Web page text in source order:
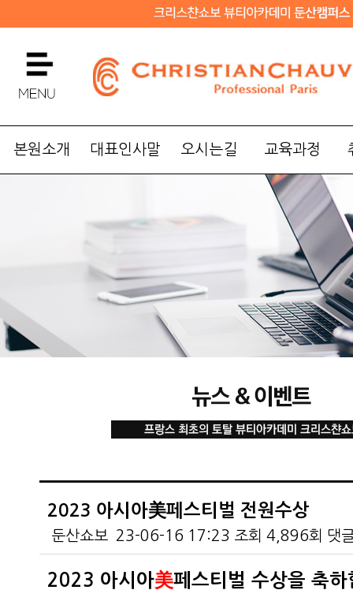
본원소개 대표인사말 오시는길 교육과정
2023 아시아美페스티벌 전원수상
둔산쇼보 23-06-16 17:23 조회 4,896회 댓
2023 아시아美페스티벌 수상을 축하